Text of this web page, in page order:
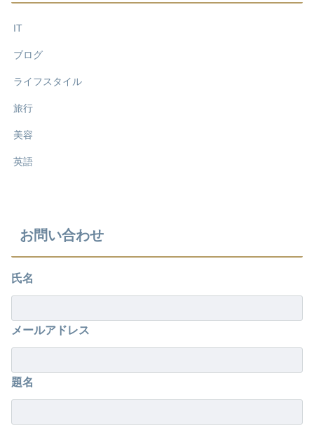
IT
ブログ
ライフスタイル
旅行
美容
英語
お問い合わせ
氏名
メールアドレス
題名